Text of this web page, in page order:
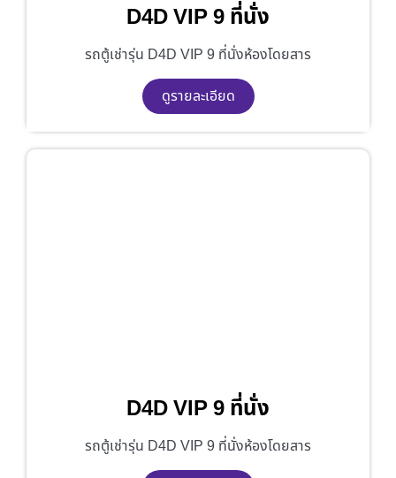
D4D VIP 9 ที่นั่ง
รถตู้เช่ารุ่น D4D VIP 9 ที่นั่งห้องโดยสาร
ดูรายละเอียด
D4D VIP 9 ที่นั่ง
รถตู้เช่ารุ่น D4D VIP 9 ที่นั่งห้องโดยสาร